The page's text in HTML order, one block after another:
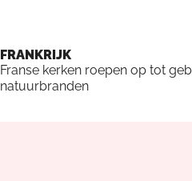
FRANKRIJK
Franse kerken roepen op tot
natuurbranden